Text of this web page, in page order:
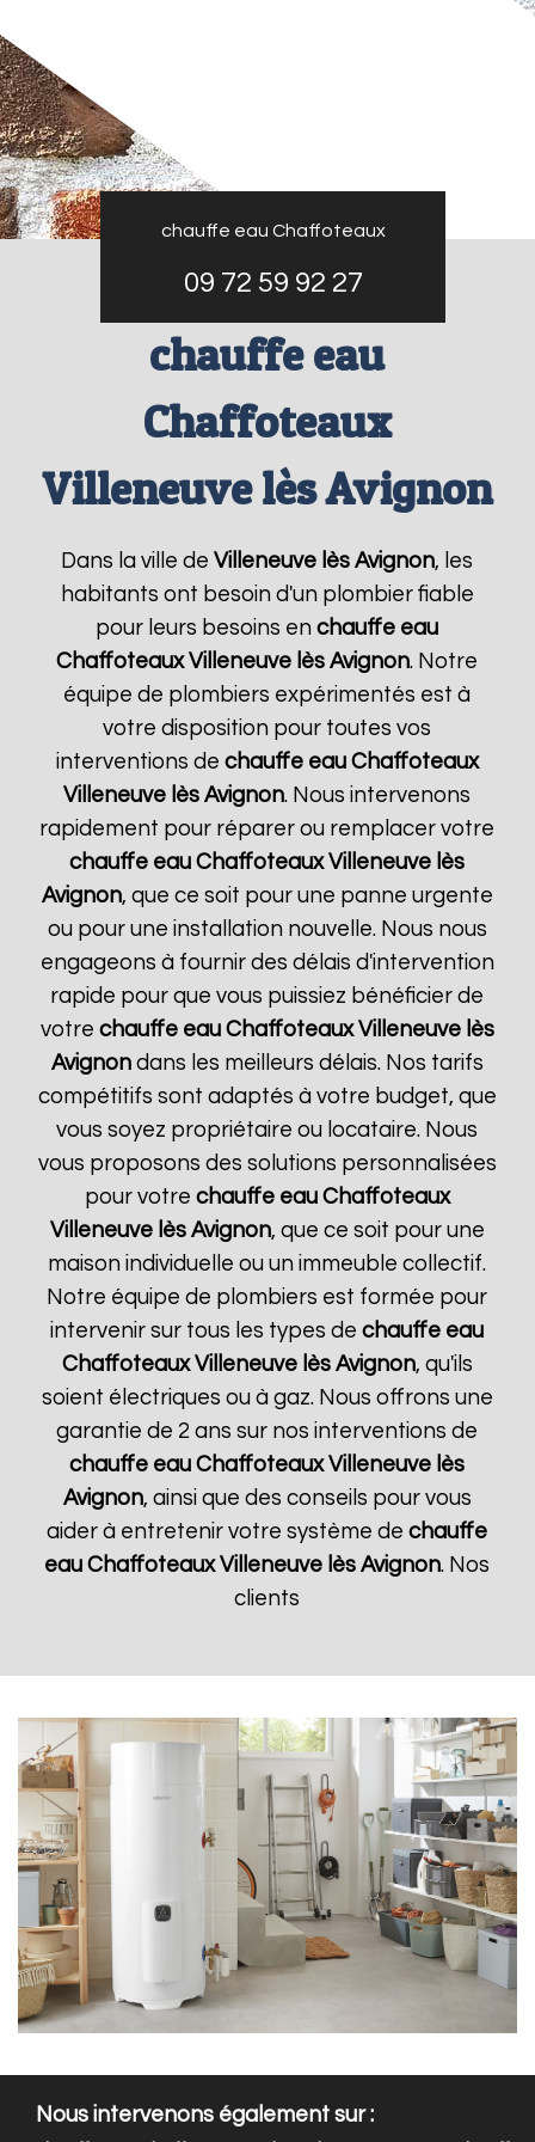
chauffe eau Chaffoteaux
09 72 59 92 27
chauffe eau
Chaffoteaux
Villeneuve lès Avignon
Dans la ville deVilleneuve lès Avignon, les
habitants ont besoin d'un plombier fiable
pour leurs besoins enchauffe eau
Chaffoteaux Villeneuve lès Avignon. Notre
équipe de plombiers expérimentés est à
votre disposition pour toutes vos
interventions de chauffe eau Chaffoteaux
Villeneuve lès Avignon. Nous intervenons
rapidement pour réparer ou remplacer votre
chauffe eau Chaffoteaux Villeneuve lès
Avignon, que ce soit pour une panne urgente
ou pour une installation nouvelle. Nous nous
engageons à fournir des délais d'intervention
rapide pour que vous puissiez bénéficier de
votre chauffe eau Chaffoteaux Villeneuve lès
Avignondans les meilleurs délais. Nos tarifs
compétitifs sont adaptés à votre budget, que
vous soyez propriétaire ou locataire. Nous
vous proposons des solutions personnalisées
pour votre chauffe eau Chaffoteaux
Villeneuve lès Avignon, que ce soit pour une
maison individuelle ou un immeuble collectif.
Notre équipe de plombiers est formée pour
intervenir sur tous les types dechauffe eau
Chaffoteaux Villeneuve lès Avignon, qu'ils
soient électriques ou à gaz. Nous offrons une
garantie de 2 ans sur nos interventions de
chauffe eau Chaffoteaux Villeneuve lès
Avignon, ainsi que des conseils pour vous
aider à entretenir votre système dechauffe
eau Chaffoteaux Villeneuve lès Avignon. Nos
clients
Nous intervenons également sur :